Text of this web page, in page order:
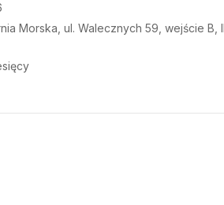
Morska, ul. Walecznych 59, wejście B, II